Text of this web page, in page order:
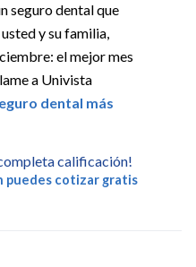
seguro dental que
y su familia,
el mejor mes
a Univista
dental más
calificación!
puedes cotizar gratis